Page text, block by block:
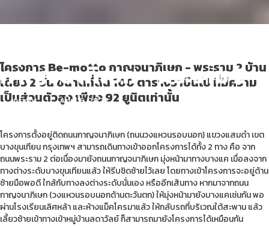
กาญจนาภิเษก - พระราม 2
Insight April 6, 2022
โครงการ Be-motto กาญจนาภิเษก - พระราม 2 บ้าน
เดี่ยว 2 ชั้น ขนาดที่ดิน 100 ตารางวาขึ้นไป ที่มีความ
เป็นส่วนตัวสูง เพียง 92 ยูนิตเท่านั้น
โครงการตั้งอยู่ติดถนนกาญจนาภิเษก (ถนนวงแหวนรอบนอก) แขวงแสมดำ เขต
บางขุนเทียน กรุงเทพฯ สามารถเดินทางเข้าออกโครงการได้ทั้ง 2 ทาง คือ จาก
ถนนพระราม 2 ต่อเนื่องมายังถนนกาญจนาภิเษก มุ่งหน้ามาทางบางแค เมื่อลงจาก
ทางต่างระดับบางขุนเทียนแล้ว ให้รีบชิดซ้ายไว้เลย โดยทางเข้าโครงการจะอยู่ด้าน
ซ้ายมือพอดี ใกล้กับทางลงต่างระดับนั่นเอง หรืออีกเส้นทาง หากมาจากถนน
กาญจนาภิเษก (วงแหวนรอบนอกด้านตะวันตก) ให้มุ่งหน้ามายังบางแคเช่นกัน พอ
ผ่านโรงเรียนเลิศหล้า และห้างแม็คโครมาแล้ว ให้กลับรถที่บริเวณใต้สะพาน แล้ว
เลี้ยวซ้ายเข้าทางเข้าหมู่บ้านลดาวัลย์ ก็สามารถมายังโครงการได้เหมือนกัน